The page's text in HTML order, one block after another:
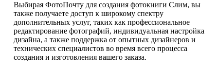
Выбирая ФотоПочту для создания фотокниги Слим, вы
также получаете доступ к широкому спектру
дополнительных услуг, таких как профессиональное
редактирование фотографий, индивидуальная настройка
дизайна, а также поддержка от опытных дизайнеров и
технических специалистов во время всего процесса
создания и изготовления вашего заказа.